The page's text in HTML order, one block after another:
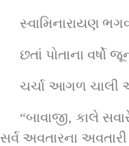
સ્વામિનારાયણ
છતાં પોતાના
ચર્ચા આગળ ચાલી
“બાવાજી, કાલે
સર્વ અવતારના